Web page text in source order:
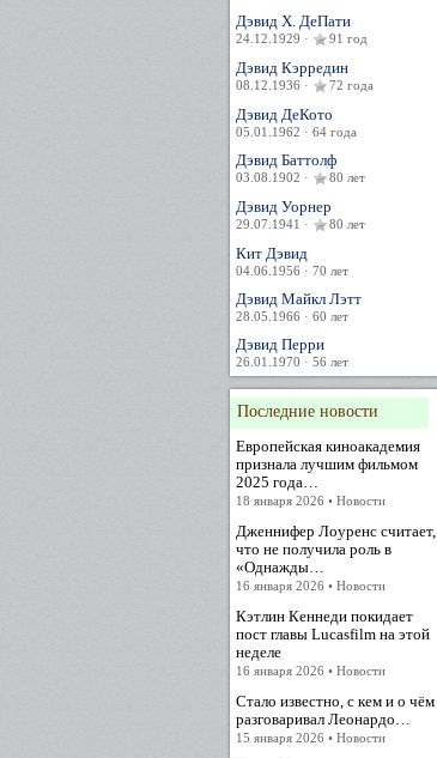
Дэвид Х. ДеПати
24.12.1929 · 91 год
Дэвид Кэрредин
08.12.1936 · 72 года
Дэвид ДеКото
05.01.1962 · 64 года
Дэвид Баттолф
03.08.1902 · 80 лет
Дэвид Уорнер
29.07.1941 · 80 лет
Кит Дэвид
04.06.1956 · 70 лет
Дэвид Майкл Лэтт
28.05.1966 · 60 лет
Дэвид Перри
26.01.1970 · 56 лет
Последние новости
Европейская киноакадемия
признала лучшим фильмом
2025 года…
18 января 2026 • Новости
Дженнифер Лоуренс считает,
что не получила роль в
«Однажды…
16 января 2026 • Новости
Кэтлин Кеннеди покидает
пост главы Lucasfilm на этой
неделе
16 января 2026 • Новости
Стало известно, с кем и о чём
разговаривал Леонардо…
15 января 2026 • Новости